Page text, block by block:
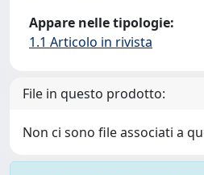
Appare nelle tipologie:
1.1 Articolo in rivista
File in questo prodotto:
Non ci sono file associati a